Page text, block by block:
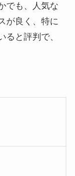
でも、人気な
が良く、特に
ると評判で、